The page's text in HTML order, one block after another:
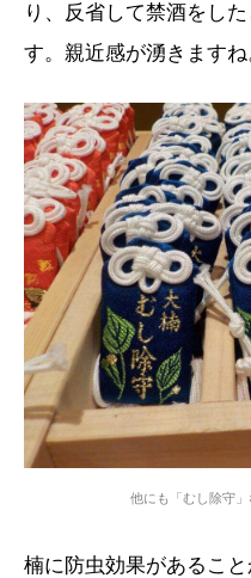
り、反省して禁酒をし
す。親近感が湧きますね
他にも「むし除守
楠に防虫効果があるこ